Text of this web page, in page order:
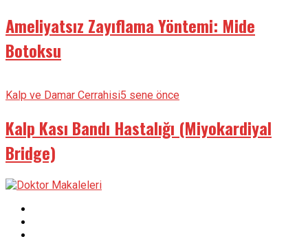
Ameliyatsız Zayıflama Yöntemi: Mide
Botoksu
Kalp ve Damar Cerrahisi5 sene önce
Kalp Kası Bandı Hastalığı (Miyokardiyal
Bridge)